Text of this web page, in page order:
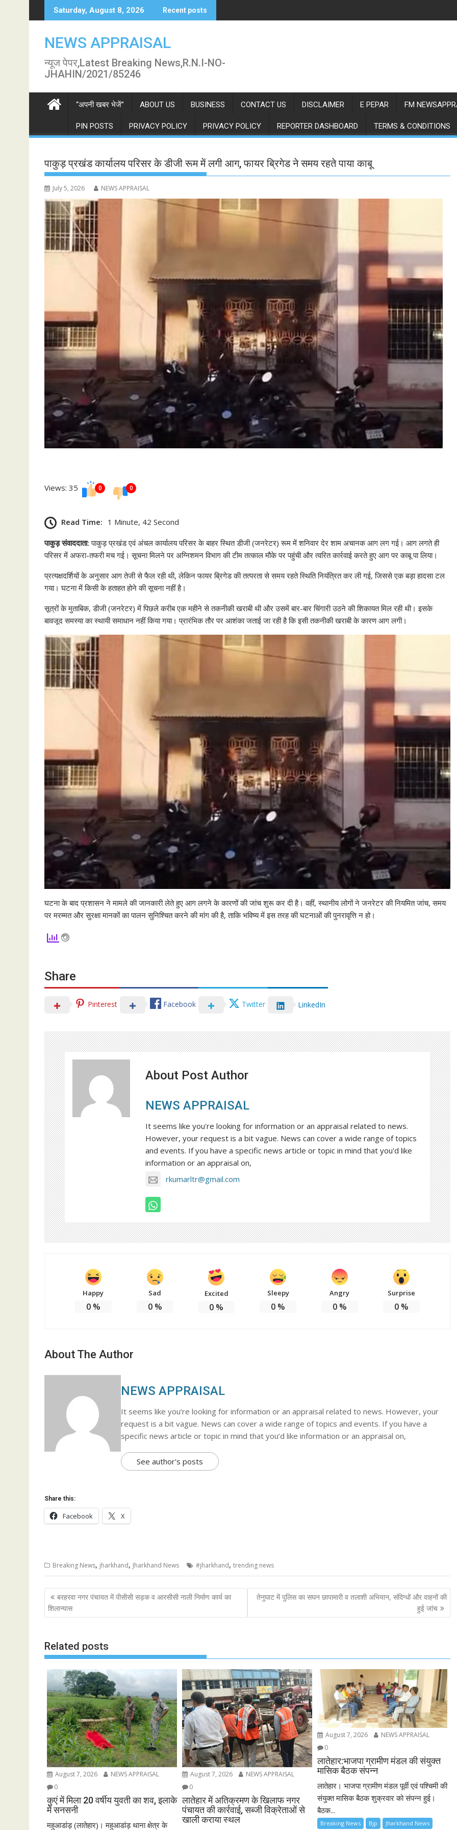
to
Saturday, August 8, 2026 Recent posts
NEWS APPRAISAL
न्यूज पेपर,Latest Breaking News,R.N.I-NO-
JHAHIN/2021/85246
“अपनी खबर भेजें” ABOUT US BUSINESS CONTACT US DISCLAIMER E PEPAR FM
PIN POSTS PRIVACY POLICY PRIVACY POLICY REPORTER DASHBOARD TERMS & CONDITIONS
पाकुड़ प्रखंड कार्यालय परिसर के डीजी रूम में लगी आग, फायर ब्रिगेड ने समय रहते पाया काबू
July 5, 2026 NEWS APPRAISAL
Views: 35 0 0
Read Time: 1 Minute, 42 Second
पाकुड़ संवाददाता: पाकुड़ प्रखंड एवं अंचल कार्यालय परिसर के बाहर स्थित डीजी (जनरेटर) रूम में शनिवार देर शाम अचानक आग लग गई। आग लगते ही
परिसर में अफरा-तफरी मच गई। सूचना मिलने पर अग्निशमन विभाग की टीम तत्काल मौके पर पहुंची और त्वरित कार्रवाई करते हुए आग पर काबू पा लिया।
प्रत्यक्षदर्शियों के अनुसार आग तेजी से फैल रही थी, लेकिन फायर ब्रिगेड की तत्परता से समय रहते स्थिति नियंत्रित कर ली गई, जिससे एक बड़ा हादसा टल
गया। घटना में किसी के हताहत होने की सूचना नहीं है।
सूत्रों के मुताबिक, डीजी (जनरेटर) में पिछले करीब एक महीने से तकनीकी खराबी थी और उसमें बार-बार चिंगारी उठने की शिकायत मिल रही थी। इसके
बावजूद समस्या का स्थायी समाधान नहीं किया गया। प्रारंभिक तौर पर आशंका जताई जा रही है कि इसी तकनीकी खराबी के कारण आग लगी।
घटना के बाद प्रशासन ने मामले की जानकारी लेते हुए आग लगने के कारणों की जांच शुरू कर दी है। वहीं, स्थानीय लोगों ने जनरेटर की नियमित जांच, समय
पर मरम्मत और सुरक्षा मानकों का पालन सुनिश्चित करने की मांग की है, ताकि भविष्य में इस तरह की घटनाओं की पुनरावृत्ति न हो।
Share
Pinterest Facebook Twitter LinkedIn
About Post Author
NEWS APPRAISAL
It seems like you're looking for information or an appraisal related to news.
However, your request is a bit vague. News can cover a wide range of topics
and events. If you have a specific news article or topic in mind that you'd like
information or an appraisal on,
rkumarltr@gmail.com
Happy
0%
Sad
0%
Excited
0 %
Sleepy
0 %
Angry
0%
Surprise
0%
About The Author
NEWS APPRAISAL
It seems like you’re looking for information or an appraisal related to news. However, your
request is a bit vague. News can cover a wide range of topics and events. If you have a
specific news article or topic in mind that you’d like information or an appraisal on,
See author's posts
Share this:
Facebook X
Breaking News, jharkhand, Jharkhand News #jharkhand, trending news
Post
navigation
बरहरवा नगर पंचायत में पीसीसी सड़क व आरसीसी नाली निर्माण कार्य का
शिलान्यास
तेनुघाट में पुलिस का सघन छापामारी व तलाशी अभियान, संदिग्धों और वाहनों की
हुई जांच
Related posts
August 7, 2026
NEWS APPRAISAL
0
कुएं में मिला 20 वर्षीय युवती का शव, इलाके
में सनसनी
महुआडांड़ (लातेहार)। महुआडांड़ थाना क्षेत्र के
August 7, 2026
NEWS APPRAISAL
0
लातेहार में अतिक्रमण के खिलाफ नगर
पंचायत की कार्रवाई, सब्जी विक्रेताओं से
खाली कराया स्थल
August 7, 2026
NEWS APPRAISAL
0
लातेहार:भाजपा ग्रामीण मंडल की संयुक्त
मासिक बैठक संपन्न
लातेहार। भाजपा ग्रामीण मंडल पूर्वी एवं पश्चिमी की
संयुक्त मासिक बैठक शुक्रवार को संपन्न हुई।
बैठक...
Breaking News Bjp Jharkhand News